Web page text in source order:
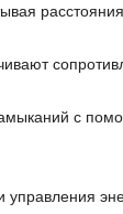
расстояния
с